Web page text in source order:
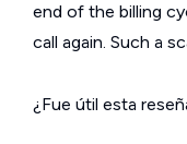
end of the billing
call again. Such a
¿Fue útil esta